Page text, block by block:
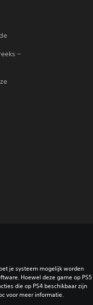
–
je systeem mogelijk worden
Hoewel deze game op PS5
die op PS4 beschikbaar zijn
voor meer informatie.